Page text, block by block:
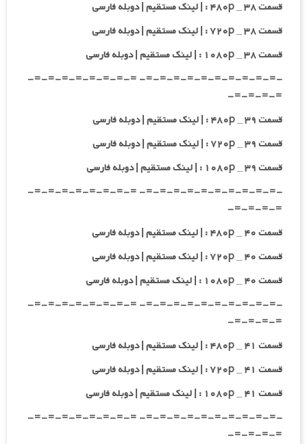
قسمت ۳۸ _ ۴۸۰p : | لینک مستقیم | دوبله فارسی
قسمت ۳۸ _ ۷۲۰p : | لینک مستقیم | دوبله فارسی
قسمت ۳۸ _ ۱۰۸۰p : | لینک مستقیم | دوبله فارسی
-=-=-=-=-=-=-=-=-=-=- =-=-=-=-=-=-=-=-
=-=-=-=-
قسمت ۳۹ _ ۴۸۰p : | لینک مستقیم | دوبله فارسی
قسمت ۳۹ _ ۷۲۰p : | لینک مستقیم | دوبله فارسی
قسمت ۳۹ _ ۱۰۸۰p : | لینک مستقیم | دوبله فارسی
-=-=-=-=-=-=-=-=-=-=- =-=-=-=-=-=-=-=-
=-=-=-=-
قسمت ۴۰ _ ۴۸۰p : | لینک مستقیم | دوبله فارسی
قسمت ۴۰ _ ۷۲۰p : | لینک مستقیم | دوبله فارسی
قسمت ۴۰ _ ۱۰۸۰p : | لینک مستقیم | دوبله فارسی
-=-=-=-=-=-=-=-=-=-=- =-=-=-=-=-=-=-=-
=-=-=-=-
قسمت ۴۱ _ ۴۸۰p : | لینک مستقیم | دوبله فارسی
قسمت ۴۱ _ ۷۲۰p : | لینک مستقیم | دوبله فارسی
قسمت ۴۱ _ ۱۰۸۰p : | لینک مستقیم | دوبله فارسی
-=-=-=-=-=-=-=-=-=-=- =-=-=-=-=-=-=-=-
=-=-=-=-